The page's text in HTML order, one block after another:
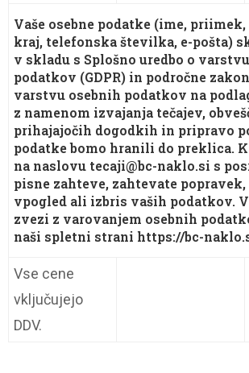
Vaše osebne podatke (ime,
kraj, telefonska številka, e-pošta)
v skladu s Splošno uredbo o
podatkov (GDPR) in področne
varstvu osebnih podatkov na
z namenom izvajanja tečajev,
prihajajočih dogodkih in pripravo
podatke bomo hranili do preklica.
na naslovu tecaji@bc-naklo.si s
pisne zahteve, zahtevate popravek,
vpogled ali izbris vaših podatkov.
zvezi z varovanjem osebnih
naši spletni strani https://bc-
Vse cene
vključujejo
DDV.